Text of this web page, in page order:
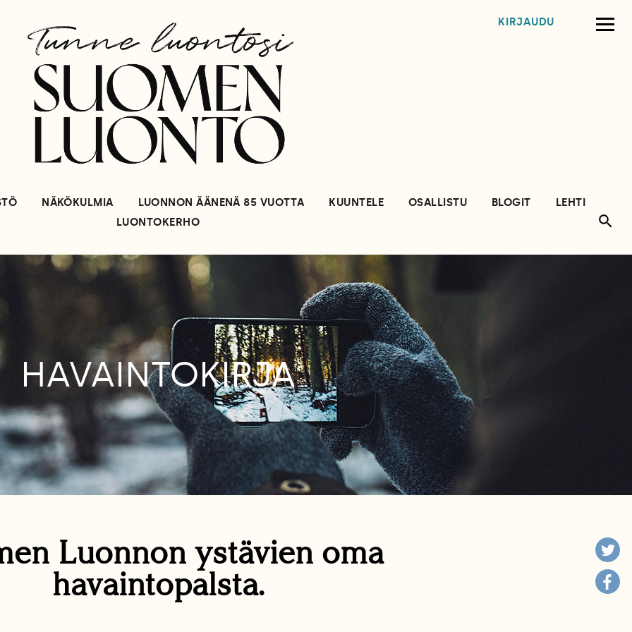
KIRJAUDU
NÄKÖKULMIA LUONNON ÄÄNENÄ 85 VUOTTA KUUNTELE OSALLISTU BLOGIT
LEHTI
LUONTOKERHO
HAVAINTOKIRJA
Luonnon ystävien oma
havaintopalsta.